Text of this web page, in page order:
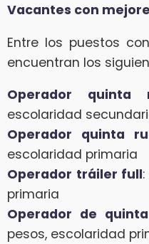
Vacantes con
Entre los puestos
encuentran los
Operador quinta
escolaridad
Operador quinta
escolaridad primaria
Operador tráiler full
primaria
Operador de
pesos, escolaridad